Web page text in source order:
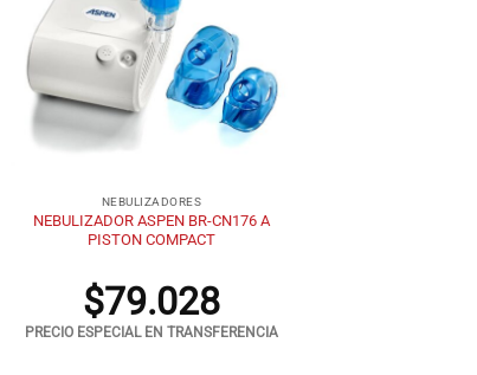
NEBULIZADORES
NEBULIZADOR ASPEN BR-CN176 A
PISTON COMPACT
$79.028
PRECIO ESPECIAL EN TRANSFERENCIA